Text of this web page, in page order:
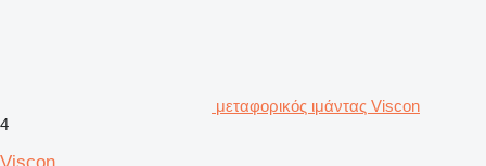
μεταφορικός ιμάντας Viscon
4
Viscon